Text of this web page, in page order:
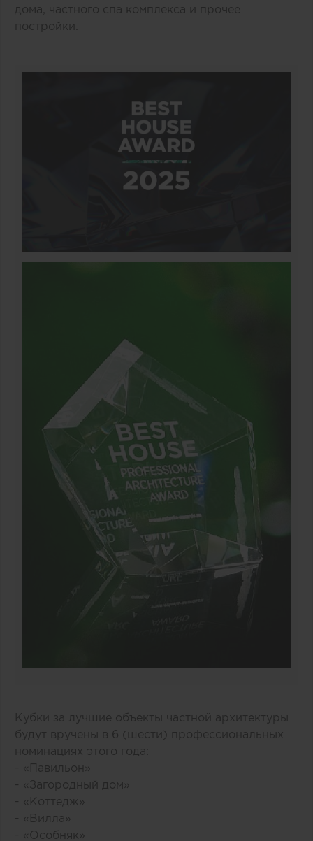
дома, частного спа комплекса и прочее
постройки.
Кубки за лучшие объекты частной архитектуры
будут вручены в 6 (шести) профессиональных
номинациях этого года:
- «Павильон»
- «Загородный дом»
- «Коттедж»
- «Вилла»
- «Особняк»